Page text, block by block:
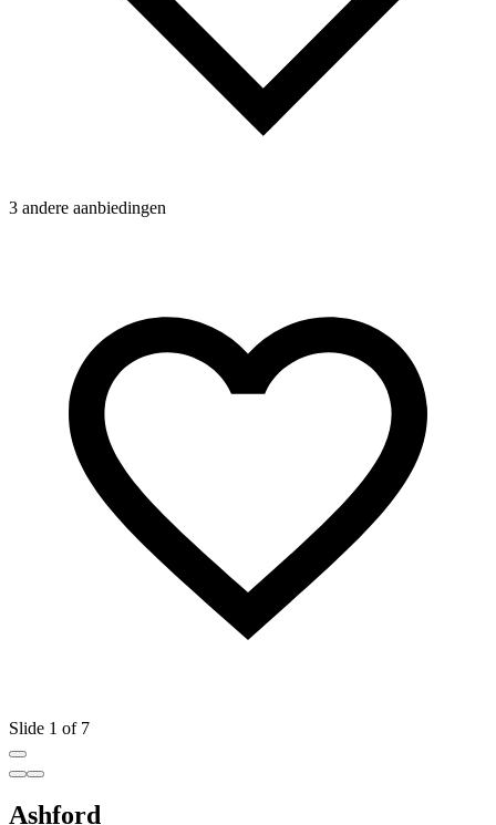
3 andere aanbiedingen
Slide 1 of 7
Ashford